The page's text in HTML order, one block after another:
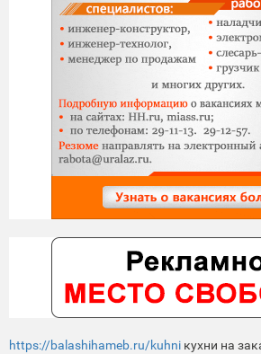
https://balashihameb.ru/kuhni кухни на